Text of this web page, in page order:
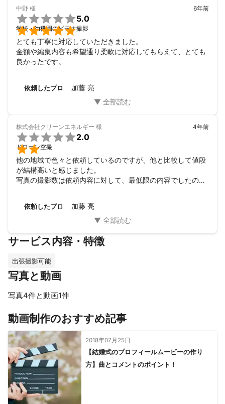
●編集●
企業VP
ブライダル各種
アピールポイント
なりました。
テレビでの経験も踏まえ、Youtubeなどのネット動画でも見やす
ご依頼いただいたお客様からは「ネット動画離れしてる！見やす
い！」
同業者からも「うちのオペレータよりうまい」などご好評いただ
いております。
中野 様


5.0
学校・幼稚園のビデオ撮影
6年前
とても丁寧に対応していただきました。
金額や編集内容も希望通り柔軟に対応してもらえて、とても
良かったです。
依頼したプロ 加藤 亮
株式会社クリーンエネルギー 様


2.0
ドローン空撮
4年前
他の地域で色々と依頼しているのですが、他と比較して値段
が結構高いと感じました。
写真の撮影数は依頼内容に対して、最低限の内容でしたの
（他だと２０枚くらい送付されてくることが多いため）
依頼したプロ 加藤 亮
サービス内容・特徴
出張撮影可能
写真と動画
写真4件と動画1件
動画制作のおすすめ記事
2018年07月25日
【結婚式のプロフィールムービーの作り
方】曲とコメントのポイント！